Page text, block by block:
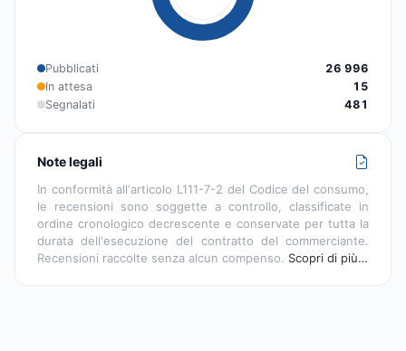
Pubblicati
26 996
In attesa
15
Segnalati
481
Note legali
In conformità all'articolo L111-7-2 del Codice del consumo,
le recensioni sono soggette a controllo, classificate in
ordine cronologico decrescente e conservate per tutta la
durata dell'esecuzione del contratto del commerciante.
Recensioni raccolte senza alcun compenso. Scopri di più…